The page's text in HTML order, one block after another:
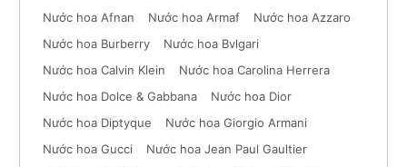
Nước hoa Afnan
Nước hoa Armaf
Nước hoa Azzaro
Nước hoa Burberry
Nước hoa Bvlgari
Nước hoa Calvin Klein
Nước hoa Carolina Herrera
Nước hoa Dolce & Gabbana
Nước hoa Dior
Nước hoa Diptyque
Nước hoa Giorgio Armani
Nước hoa Gucci
Nước hoa Jean Paul Gaultier